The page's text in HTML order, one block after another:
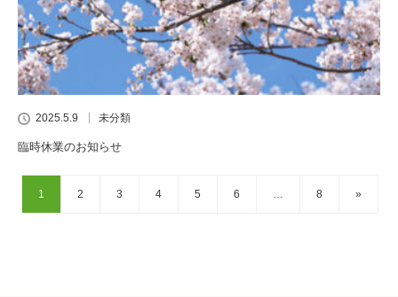
2025.5.9 未分類
臨時休業のお知らせ
1 2 3 4 5 6 … 8 »